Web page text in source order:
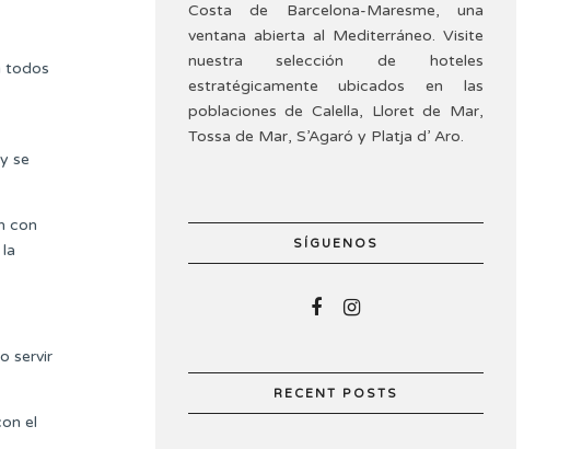
todos
se
con
servir
el
Costa de Barcelona-Maresme, una
ventana abierta al Mediterráneo. Visite
nuestra selección de hoteles
estratégicamente ubicados en las
poblaciones de Calella, Lloret de Mar,
Tossa de Mar, S’Agaró y Platja d’ Aro.
SÍGUENOS
RECENT POSTS